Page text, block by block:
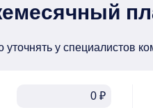
у специалистов
₽